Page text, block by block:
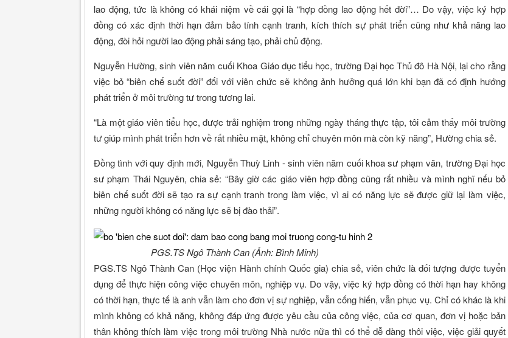
lao động, tức là không có khái niệm về cái gọi là “hợp đồng lao động hết đời”… Do vậy, việc ký hợp
đồng có xác định thời hạn đảm bảo tính cạnh tranh, kích thích sự phát triển cũng như khả năng lao
động, đòi hỏi người lao động phải sáng tạo, phải chủ động.
Nguyễn Hường, sinh viên năm cuối Khoa Giáo dục tiểu học, trường Đại học Thủ đô Hà Nội, lại cho rằng
việc bỏ “biên chế suốt đời” đối với viên chức sẽ không ảnh hưởng quá lớn khi bạn đã có định hướng
phát triển ở môi trường tư trong tương lai.
“Là một giáo viên tiểu học, được trải nghiệm trong những ngày tháng thực tập, tôi cảm thấy môi trường
tư giúp mình phát triển hơn về rất nhiều mặt, không chỉ chuyên môn mà còn kỹ năng”, Hường chia sẻ.
Đồng tình với quy định mới, Nguyễn Thuỳ Linh - sinh viên năm cuối khoa sư phạm văn, trường Đại học
sư phạm Thái Nguyên, chia sẻ: “Bây giờ các giáo viên hợp đồng cũng rất nhiều và mình nghĩ nếu bỏ
biên chế suốt đời sẽ tạo ra sự cạnh tranh trong làm việc, vì ai có năng lực sẽ được giữ lại làm việc,
những người không có năng lực sẽ bị đào thải”.
PGS.TS Ngô Thành Can (Ảnh: Bình Minh)
PGS.TS Ngô Thành Can (Học viện Hành chính Quốc gia) chia sẻ, viên chức là đối tượng được tuyển
dụng để thực hiện công việc chuyên môn, nghiệp vụ. Do vậy, việc ký hợp đồng có thời hạn hay không
có thời hạn, thực tế là anh vẫn làm cho đơn vị sự nghiệp, vẫn cống hiến, vẫn phục vụ. Chỉ có khác là khi
mình không có khả năng, không đáp ứng được yêu cầu của công việc, của cơ quan, đơn vị hoặc bản
thân không thích làm việc trong môi trường Nhà nước nữa thì có thể dễ dàng thôi việc, việc giải quyết